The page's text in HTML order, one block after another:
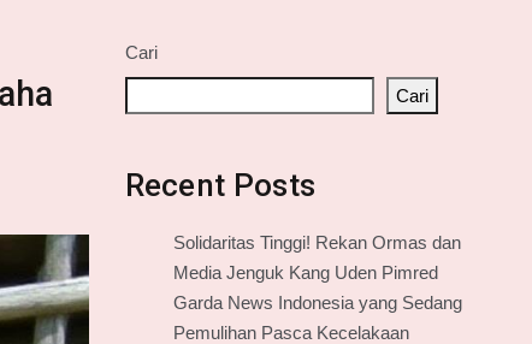
Cari
Cari
Recent Posts
Solidaritas Tinggi! Rekan Ormas dan
Media Jenguk Kang Uden Pimred
Garda News Indonesia yang Sedang
Pemulihan Pasca Kecelakaan